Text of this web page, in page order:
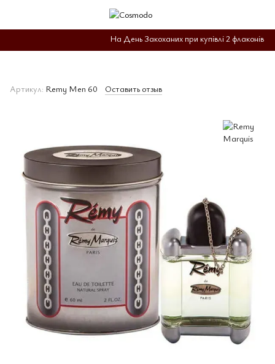
На День Закоханих при купівлі 2 флаконів
Артикул: Remy Men 60 Оставить отзыв